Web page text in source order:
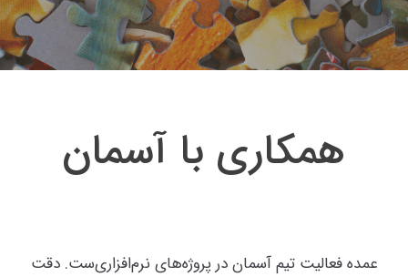
همکاری با آسمان
عمده فعالیت تیم آسمان در پروژه‌های نرم‌افزاری‌ست. دقت